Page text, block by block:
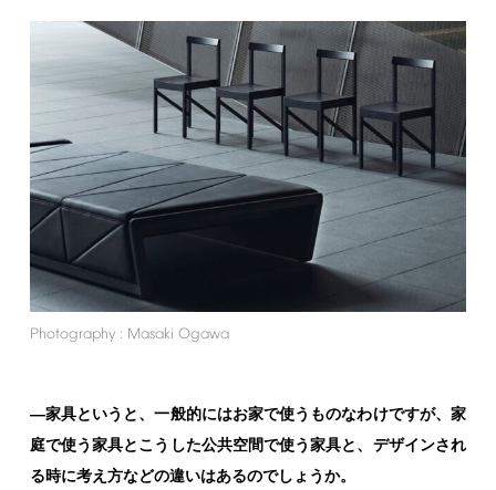
Photography : Masaki Ogawa
―家具というと、一般的にはお家で使うものなわけですが、家
庭で使う家具とこうした公共空間で使う家具と、デザインされ
る時に考え方などの違いはあるのでしょうか。